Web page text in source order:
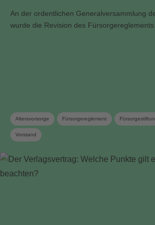
An der ordentlichen Generalversammlung
wurde die Revision des
Altersvorsorge Fürsorgereglement
Vorstand